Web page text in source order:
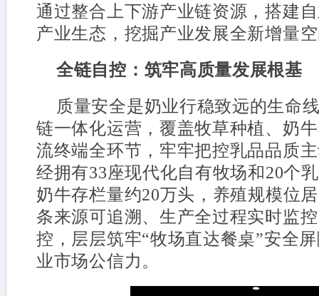
通过整合上下游产业链资源，搭建
产业生态，挖掘产业发展全新增量
全链自控：筑牢高质量发展根基
质量安全是奶业行稳致远的生命
链一体化运营，覆盖牧草种植、奶
流终端全环节，牢牢把控乳品品质
经拥有33座现代化自有牧场和20个
奶牛存栏量约20万头，养殖规模位
条来源可追溯、生产全过程实时监
控，层层筑牢“牧场直达餐桌”安全
业市场公信力。